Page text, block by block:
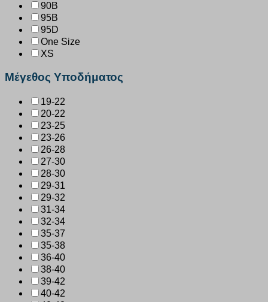
90B
95B
95D
One Size
XS
Μέγεθος Υποδήματος
19-22
20-22
23-25
23-26
26-28
27-30
28-30
29-31
29-32
31-34
32-34
35-37
35-38
36-40
38-40
39-42
40-42